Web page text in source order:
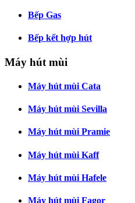
Bếp Gas
Bếp kết hợp hút
Máy hút mùi
Máy hút mùi Cata
Máy hút mùi Sevilla
Máy hút mùi Pramie
Máy hút mùi Kaff
Máy hút mùi Hafele
Máy hút mùi Fagor